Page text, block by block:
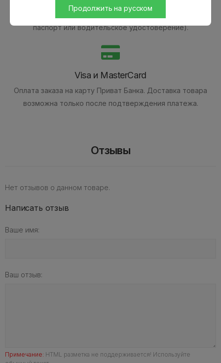
Продолжить на русском
платежом на Новой Почте (при себе необходимо иметь
паспорт или водительское удостоверение).
Visa и MasterCard
Оплата заказа на карту Приват Банка. Доставка товара
возможна только после подтверждения платежа.
Отзывы
Нет отзывов о данном товаре.
Написать отзыв
Ваше имя:
Ваш отзыв:
Примечание: HTML разметка не поддерживается! Используйте